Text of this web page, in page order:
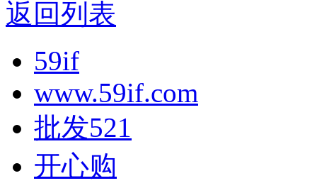
返回列表
59if
www.59if.com
批发521
开心购